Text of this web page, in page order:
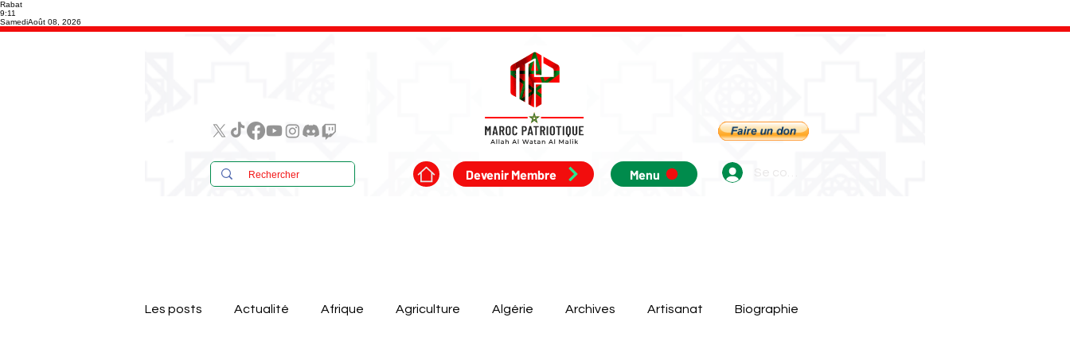
Rabat
9:11
SamediAoût 08, 2026
Se connecter
Devenir Membre Menu
Les posts Actualité Afrique Agriculture Algérie Archives Artisanat Biographie